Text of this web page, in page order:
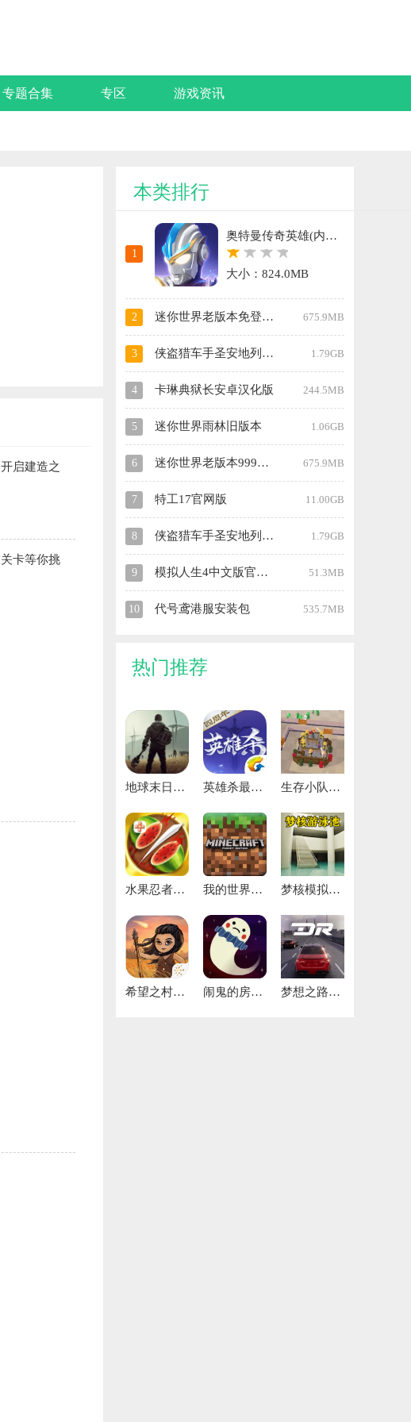
专题合集 专区 游戏资讯
启建造之
卡等你挑
本类排行
1
奥特曼传奇英雄(内置mod菜单)最新版
大小：824.0MB
2 迷你世界老版本免登录版 675.9MB
3 侠盗猎车手圣安地列斯(内置菜单)手机版 1.79GB
4 卡琳典狱长安卓汉化版 244.5MB
5 迷你世界雨林旧版本 1.06GB
6 迷你世界老版本999999迷你币 675.9MB
7 特工17官网版 11.00GB
8 侠盗猎车手圣安地列斯秘籍手机版 1.79GB
9 模拟人生4中文版官网版 51.3MB
10 代号鸢港服安装包 535.7MB
热门推荐
地球末日生存最新版 英雄杀最新版 生存小队任务游戏
水果忍者正版 我的世界手机版 梦核模拟器正版
希望之村2来生免费版 闹鬼的房子游戏 梦想之路汉化版